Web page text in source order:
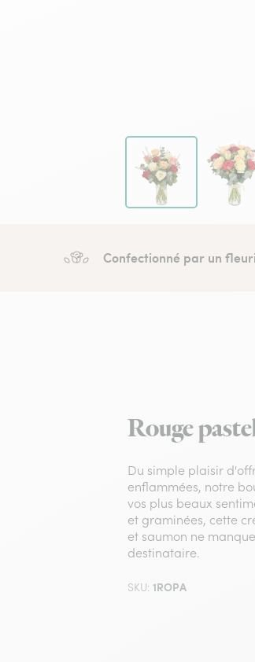
Confectionné par un
Rouge
Du simple plaisir
enflammées, notre
vos plus beaux
et graminées, cette
et saumon ne
destinataire.
SKU:1ROPA